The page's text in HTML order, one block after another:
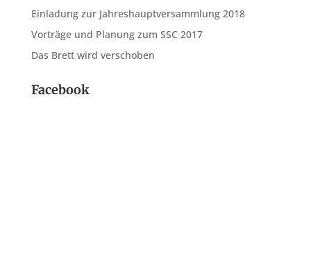
Einladung zur Jahreshauptversammlung 2018
Vorträge und Planung zum SSC 2017
Das Brett wird verschoben
Facebook